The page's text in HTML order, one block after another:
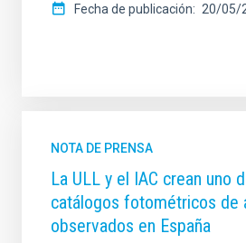
Fecha de publicación 20/05/
NOTA DE PRENSA
La ULL y el IAC crean uno
catálogos fotométricos de
observados en España